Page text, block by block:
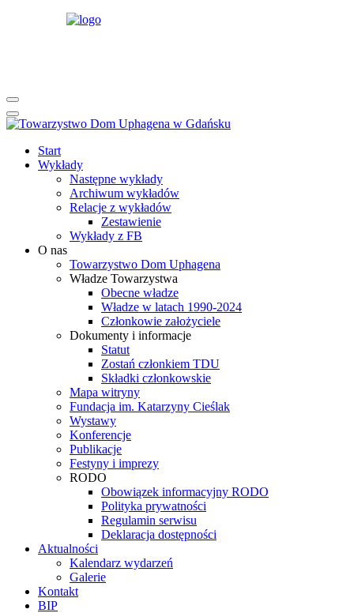
Start
Wykłady
Następne wykłady
Archiwum wykładów
Relacje z wykładów
Zestawienie
Wykłady z FB
O nas
Towarzystwo Dom Uphagena
Władze Towarzystwa
Obecne władze
Władze w latach 1990-2024
Członkowie założyciele
Dokumenty i informacje
Statut
Zostań członkiem TDU
Składki członkowskie
Mapa witryny
Fundacja im. Katarzyny Cieślak
Wystawy
Konferencje
Publikacje
Festyny i imprezy
RODO
Obowiązek informacyjny RODO
Polityka prywatności
Regulamin serwisu
Deklaracja dostępności
Aktualności
Kalendarz wydarzeń
Galerie
Kontakt
BIP